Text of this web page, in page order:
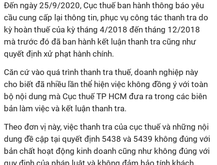
Đến ngày 25/9/2020, Cục thuế ban hành thông báo yêu
cầu cung cấp lại thông tin, phục vụ công tác thanh tra do
kỳ hoàn thuế của kỳ tháng 4/2018 đến tháng 12/2018
mà trước đó đã ban hành kết luận thanh tra cũng như
quyết định xử phạt hành chính.
Căn cứ vào quá trình thanh tra thuế, doanh nghiệp này
cho biết đã nhiều lần thể hiện việc không đồng ý với toàn
bộ nội dung mà Cục thuế TP HCM đưa ra trong các biên
bản làm việc và kết luận thanh tra.
Theo đơn vị này, việc thanh tra của cục thuế và những nội
dung đề cập tại quyết định 5438 và 5439 không đúng với
bản chất hoạt động kinh doanh cũng như không đúng với
quy định của pháp luật và không đảm bảo tính khách